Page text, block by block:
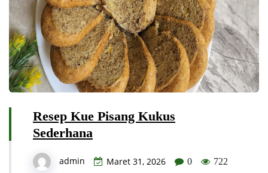
Resep Kue Pisang Kukus
Sederhana
admin Maret 31, 2026 0 722